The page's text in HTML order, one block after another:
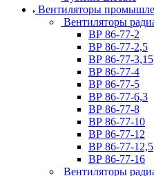
Вентиляторы
Вентиляторы
ВР 86-77-2
ВР 86-77-2,5
ВР 86-77-3,15
ВР 86-77-4
ВР 86-77-5
ВР 86-77-6,3
ВР 86-77-8
ВР 86-77-10
ВР 86-77-12
ВР 86-77-12,5
ВР 86-77-16
Вентиляторы